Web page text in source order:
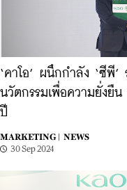
‘คาโอ’ ผนึกกำลัง ‘ซีพี
นวัตกรรมเพื่อความยั่งยื
ปี
MARKETING |
NEWS
30 Sep 2024